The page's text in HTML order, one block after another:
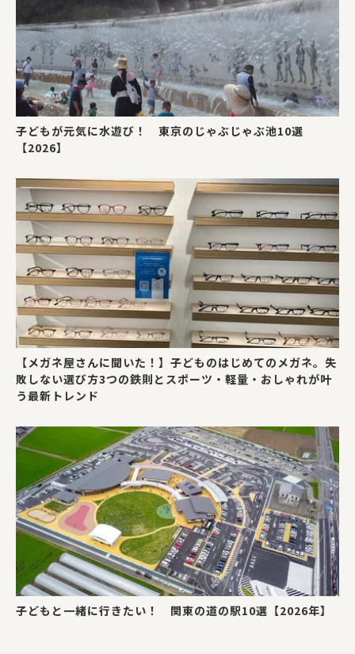
子どもが元気に水遊び！ 東京のじゃぶじゃぶ池10選
【2026】
【メガネ屋さんに聞いた！】子どものはじめてのメガネ。失
敗しない選び方3つの鉄則とスポーツ・軽量・おしゃれが叶
う最新トレンド
子どもと一緒に行きたい！ 関東の道の駅10選【2026年】